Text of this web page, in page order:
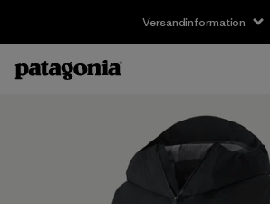
Versandinformation